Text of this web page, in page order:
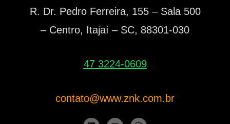
R. Dr. Pedro Ferreira, 155 – Sala 500
– Centro, Itajaí – SC, 88301-030
47 3224-0609
contato@www.znk.com.br